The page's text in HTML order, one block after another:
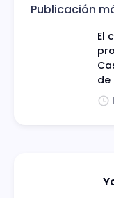
Publicación
El
de